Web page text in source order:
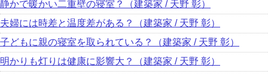
静かで暖かい二重壁の寝室？（建築家 / 天野 彰）
夫婦には時差と温度差がある？（建築家 / 天野 彰）
子どもに親の寝室を取られている？（建築家 / 天野 彰）
明かりも灯りは健康に影響大？（建築家 / 天野 彰）